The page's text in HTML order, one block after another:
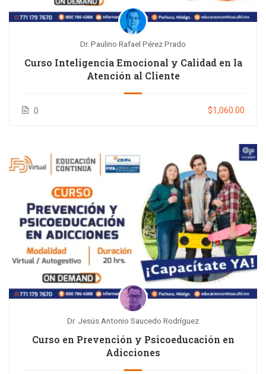
Dr. Paulino Rafael Pérez Prado
Curso Inteligencia Emocional y Calidad en la
Atención al Cliente
0 $1,060.00
Dr. Jesús Antonio Saucedo Rodríguez
Curso en Prevención y Psicoeducación en
Adicciones